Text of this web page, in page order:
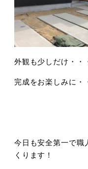
外観も少しだけ・・
完成をお楽しみに・
今日も安全第一で職
くります！